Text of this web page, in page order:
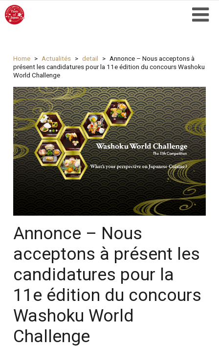
Home Actualités detail
Annonce – Nous acceptons à
présent les candidatures pour la 11e édition du concours Washoku
World Challenge
Annonce – Nous
acceptons à présent les
candidatures pour la
11e édition du concours
Washoku World
Challenge